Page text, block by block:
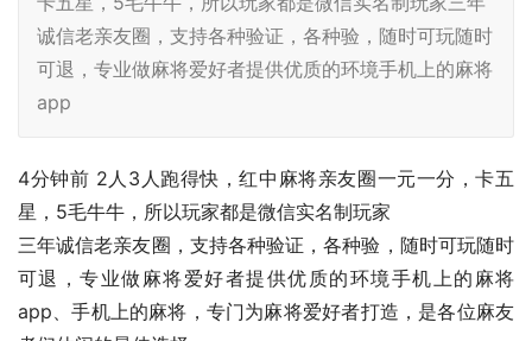
诚信老亲友圈，支持各种验证，各种验，随时可玩随时
可退，专业做麻将爱好者提供优质的环境手机上的麻将
app
4分钟前 2人3人跑得快，红中麻将亲友圈一元一分，卡五
星，5毛牛牛，所以玩家都是微信实名制玩家
三年诚信老亲友圈，支持各种验证，各种验，随时可玩随时
可退，专业做麻将爱好者提供优质的环境手机上的麻将
app、手机上的麻将，专门为麻将爱好者打造，是各位麻友